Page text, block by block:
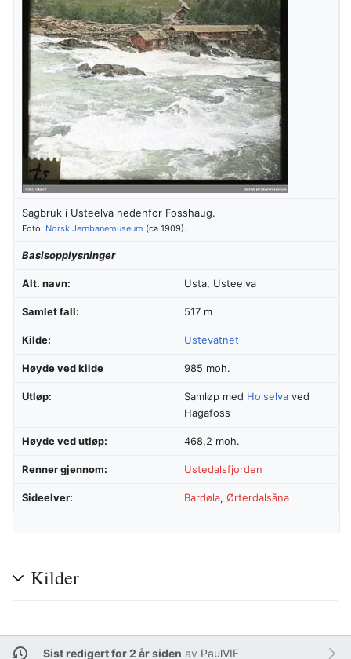
Sagbruk i Usteelva nedenfor Fosshaug.
Foto: Norsk Jernbanemuseum (ca 1909).
Basisopplysninger
Alt. navn: Usta, Usteelva
Samlet fall: 517 m
Kilde: Ustevatnet
Høyde ved kilde 985 moh.
Utløp: Samløp med Holselva ved
Hagafoss
Høyde ved utløp: 468,2 moh.
Renner gjennom: Ustedalsfjorden
Sideelver: Bardøla, Ørterdalsåna
Kilder
Sist redigert for 2 år siden av PaulVIF